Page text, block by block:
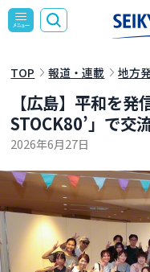
TOP 報道・連載 地方
【広島】平和を
STOCK80’」で交
2026年6月27日